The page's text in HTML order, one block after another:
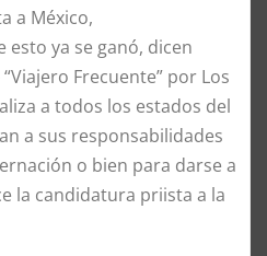
a México,
ya se ganó, dicen
Frecuente” por Los
a todos los estados del
a sus responsabilidades
o bien para darse a
la candidatura priista a la